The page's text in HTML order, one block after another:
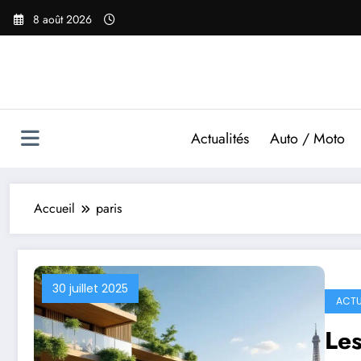
Aller
8 août 2026
Actualités Auto / Moto
Accueil paris
30 juillet 2025